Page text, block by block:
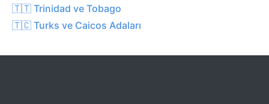
🇹🇹 Trinidad ve Tobago
🇹🇨 Turks ve Caicos Adaları